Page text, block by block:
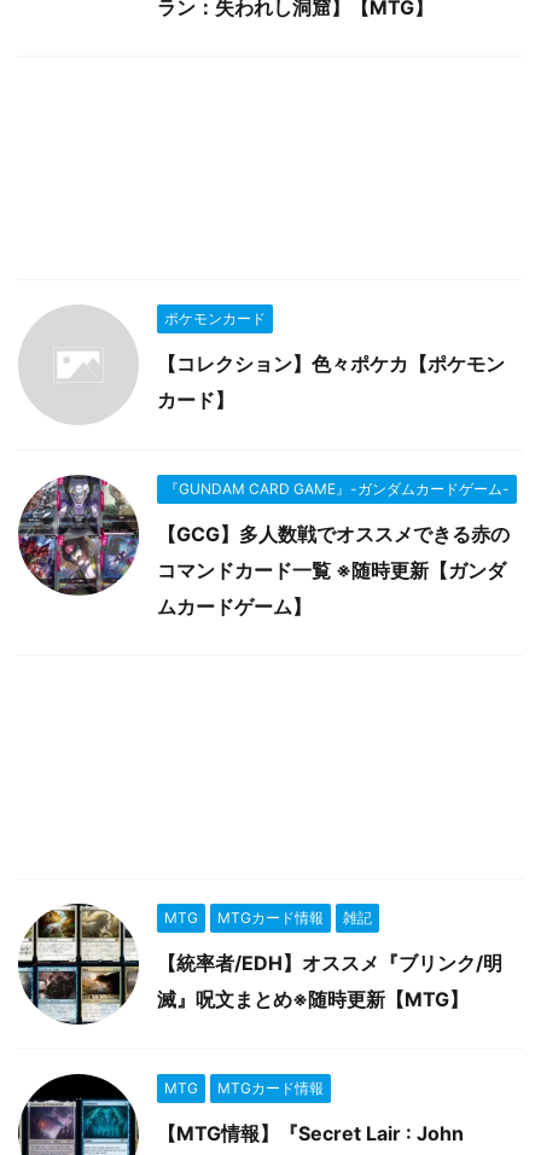
ラン：失われし洞窟】【MTG】
ポケモンカード
【コレクション】色々ポケカ【ポケモン
カード】
『GUNDAM CARD GAME』-ガンダムカードゲーム-
【GCG】多人数戦でオススメできる赤の
コマンドカード一覧 ※随時更新【ガンダ
ムカードゲーム】
MTG MTGカード情報 雑記
【統率者/EDH】オススメ『ブリンク/明
滅』呪文まとめ※随時更新【MTG】
MTG MTGカード情報
【MTG情報】『Secret Lair : John